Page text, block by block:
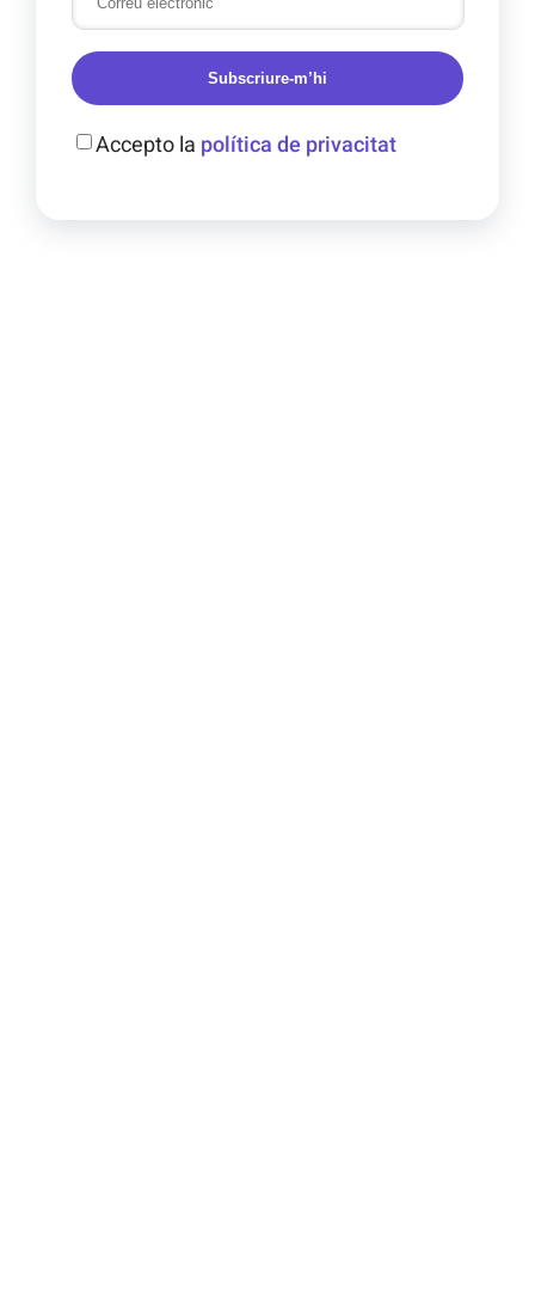
Subscriure-m’hi
Accepto la política de privacitat